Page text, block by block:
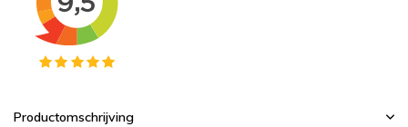
Productomschrijving